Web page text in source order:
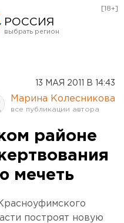
РОССИЯ
Оренбург
[18+]
13 МАЯ 2011 В 14:43
Марина Колесникова
районе
мечеть
построят новую